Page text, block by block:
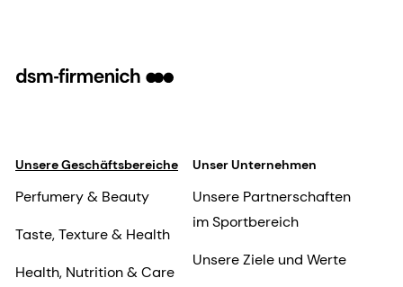
Unsere Geschäftsbereiche
Perfumery & Beauty
Taste, Texture & Health
Health, Nutrition & Care
Unser Unternehmen
Unsere Partnerschaften
im Sportbereich
Unsere Ziele und Werte